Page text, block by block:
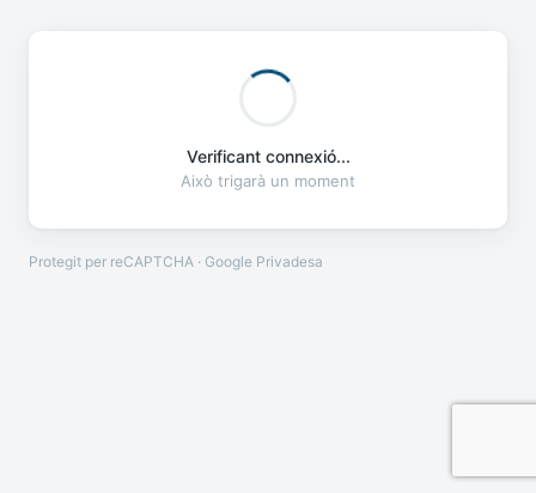
Verificant connexió...
Això trigarà un moment
Protegit per reCAPTCHA · Google Privadesa